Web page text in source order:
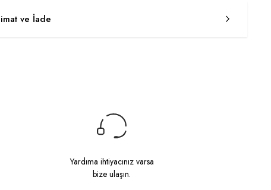
ve İade
Yardıma ihtiyacınız varsa
bize ulaşın.